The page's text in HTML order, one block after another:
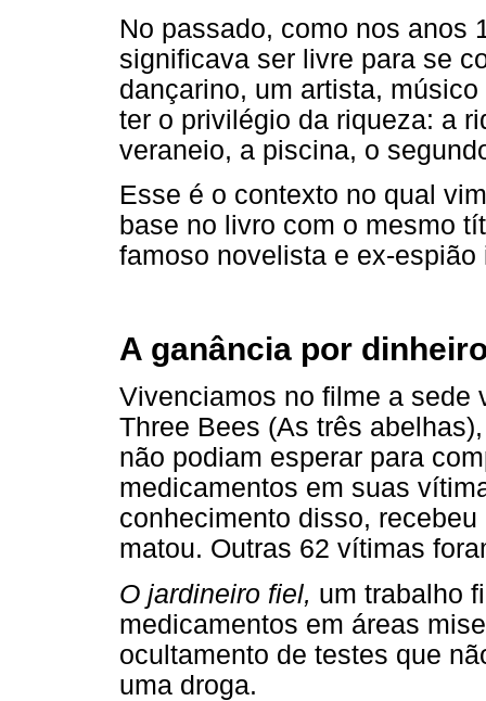
No passado, como nos anos
significava ser livre para se
dançarino, um artista,
ter o privilégio da riqueza: a
veraneio, a piscina, o
Esse é o contexto no qual
base no livro com o mesmo
famoso novelista e ex-espião
A ganância por
Vivenciamos no filme a sede
Three Bees (As três
não podiam esperar para
medicamentos em suas
conhecimento disso,
matou. Outras 62 vítimas
O jardineiro fiel, um trabalho
medicamentos em áreas
ocultamento de testes que
uma droga.